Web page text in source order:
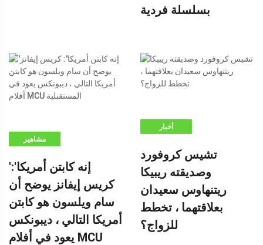
بسلسلة فردية
مشاهير
'إنه كابتن أمريكا':
كريس إيفانز يوضح أن
سام ويلسون هو كابتن
أمريكا التالي ، ديبونكس
يعود في أفلام MCU
أخبار
تشيس كروفورد
وصديقته ريبيكا
ريتنهاوس سعيدان
بعلاقتهما ، تخطط
للزواج؟